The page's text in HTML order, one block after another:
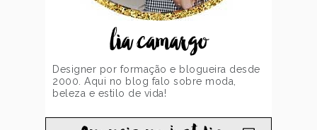
lia camargo
Designer por formação e blogueira desde
2000. Aqui no blog falo sobre moda,
beleza e estilo de vida!